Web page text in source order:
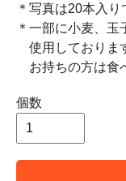
＊写真は20本入り
＊一部に小麦、玉
使用しておりま
お持ちの方は食
個数